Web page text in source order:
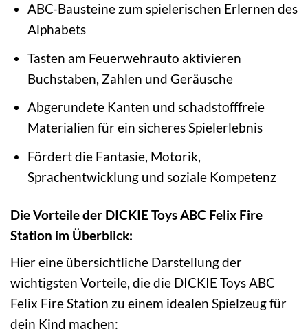
ABC-Bausteine zum spielerischen Erlernen des
Alphabets
Tasten am Feuerwehrauto aktivieren
Buchstaben, Zahlen und Geräusche
Abgerundete Kanten und schadstofffreie
Materialien für ein sicheres Spielerlebnis
Fördert die Fantasie, Motorik,
Sprachentwicklung und soziale Kompetenz
Die Vorteile der DICKIE Toys ABC Felix Fire
Station im Überblick:
Hier eine übersichtliche Darstellung der
wichtigsten Vorteile, die die DICKIE Toys ABC
Felix Fire Station zu einem idealen Spielzeug für
dein Kind machen: